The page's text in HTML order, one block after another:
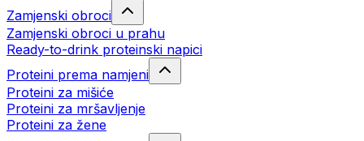
Zamjenski obroci
Zamjenski obroci u prahu
Ready-to-drink proteinski napici
Proteini prema namjeni
Proteini za mišiće
Proteini za mršavljenje
Proteini za žene